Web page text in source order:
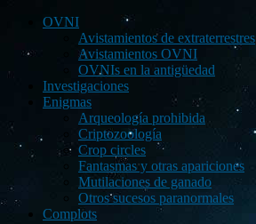
OVNI
Avistamientos de extraterrestres
Avistamientos OVNI
OVNIs en la antigüedad
Investigaciones
Enigmas
Arqueología prohibida
Criptozoología
Crop circles
Fantasmas y otras apariciones
Mutilaciones de ganado
Otros sucesos paranormales
Complots